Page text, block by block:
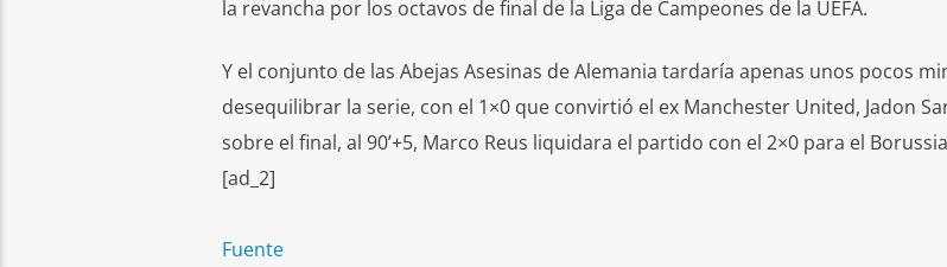
la revancha por los octavos de final de la Liga de Campeones de la UEFA.
Y el conjunto de las Abejas Asesinas de Alemania tardaría apenas unos pocos
desequilibrar la serie, con el 1×0 que convirtió el ex Manchester United, Jadon
sobre el final, al 90’+5, Marco Reus liquidara el partido con el 2×0 para el
[ad_2]
Fuente